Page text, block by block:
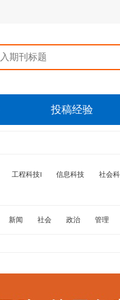
投稿经验
工程科技‖ 信息科技
社会
新闻 社会 政治 管理